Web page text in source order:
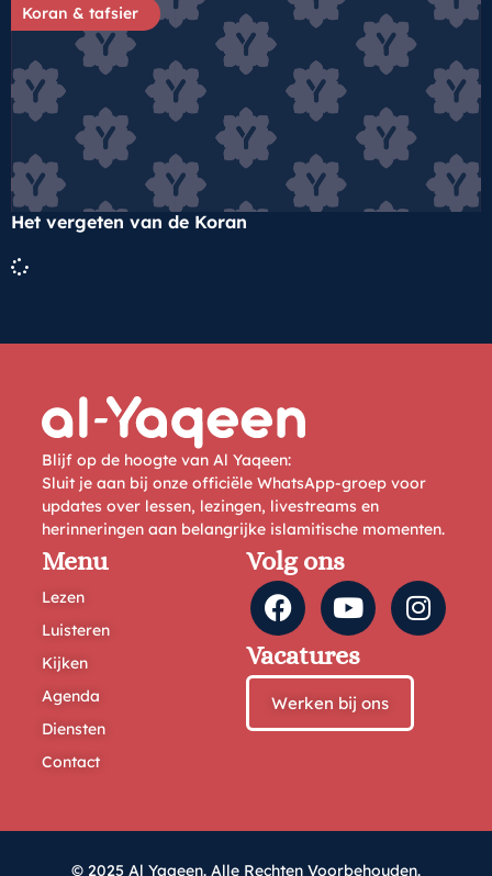
Koran & tafsier
Het vergeten van de Koran
Blijf op de hoogte van Al Yaqeen:
Sluit je aan bij onze officiële WhatsApp-groep voor
updates over lessen, lezingen, livestreams en
herinneringen aan belangrijke islamitische momenten.
Menu
Lezen
Luisteren
Kijken
Agenda
Diensten
Contact
Volg ons
Vacatures
Werken bij ons
© 2025 Al Yaqeen. Alle Rechten Voorbehouden.